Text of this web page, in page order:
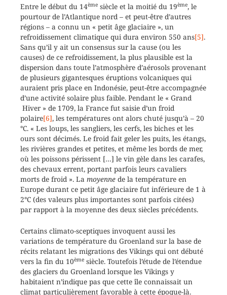
Entre le début du 14ème siècle et la moitié du 19ème, le
pourtour de l’Atlantique nord ­– et peut-être d’autres
régions – a connu un « petit âge glaciaire », un
refroidissement climatique qui dura environ 550 ans[5].
Sans qu’il y ait un consensus sur la cause (ou les
causes) de ce refroidissement, la plus plausible est la
dispersion dans toute l’atmosphère d’aérosols provenant
de plusieurs gigantesques éruptions volcaniques qui
auraient pris place en Indonésie, peut-être accompagnée
d’une activité solaire plus faible. Pendant le « Grand
Hiver » de 1709, la France fut saisie d’un froid
polaire[6], les températures ont alors chuté jusqu’à – 20
°C. « Les loups, les sangliers, les cerfs, les biches et les
ours sont décimés. Le froid fait geler les puits, les étangs,
les rivières grandes et petites, et même les bords de mer,
où les poissons périssent […] le vin gèle dans les carafes,
des chevaux errent, portant parfois leurs cavaliers
morts de froid ». La moyenne de la température en
Europe durant ce petit âge glaciaire fut inférieure de 1 à
2°C (des valeurs plus importantes sont parfois citées)
par rapport à la moyenne des deux siècles précédents.
Certains climato-sceptiques invoquent aussi les
variations de température du Groenland sur la base de
récits relatant les migrations des Vikings qui ont débuté
vers la fin du 10ème siècle. Toutefois l’étude de l’étendue
des glaciers du Groenland lorsque les Vikings y
habitaient n’indique pas que cette île connaissait un
climat particulièrement favorable à cette époque-là.